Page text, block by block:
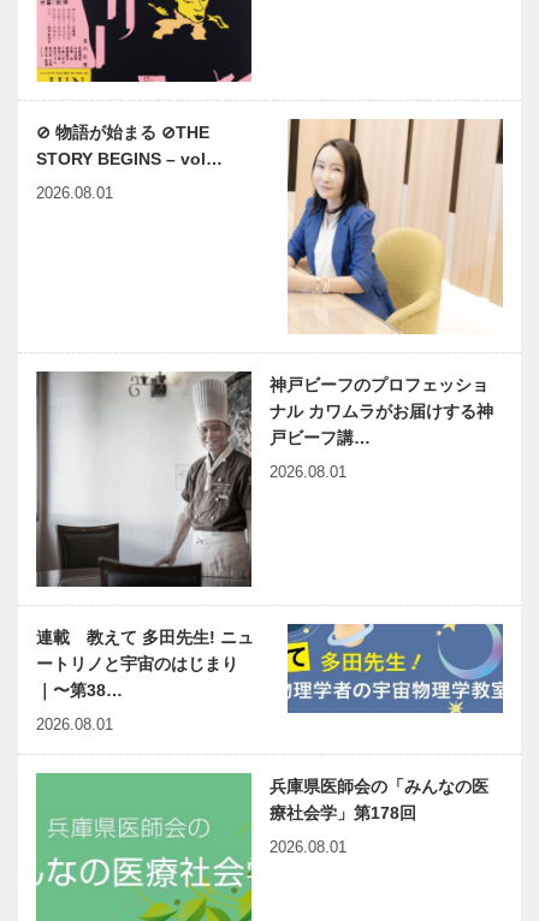
⊘ 物語が始まる ⊘THE
STORY BEGINS – vol…
2026.08.01
神戸ビーフのプロフェッショ
ナル カワムラがお届けする神
戸ビーフ講…
2026.08.01
連載 教えて 多田先生! ニュ
ートリノと宇宙のはじまり
｜〜第38…
2026.08.01
兵庫県医師会の「みんなの医
療社会学」第178回
2026.08.01